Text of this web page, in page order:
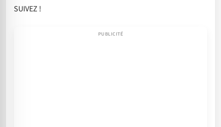
SUIVEZ !